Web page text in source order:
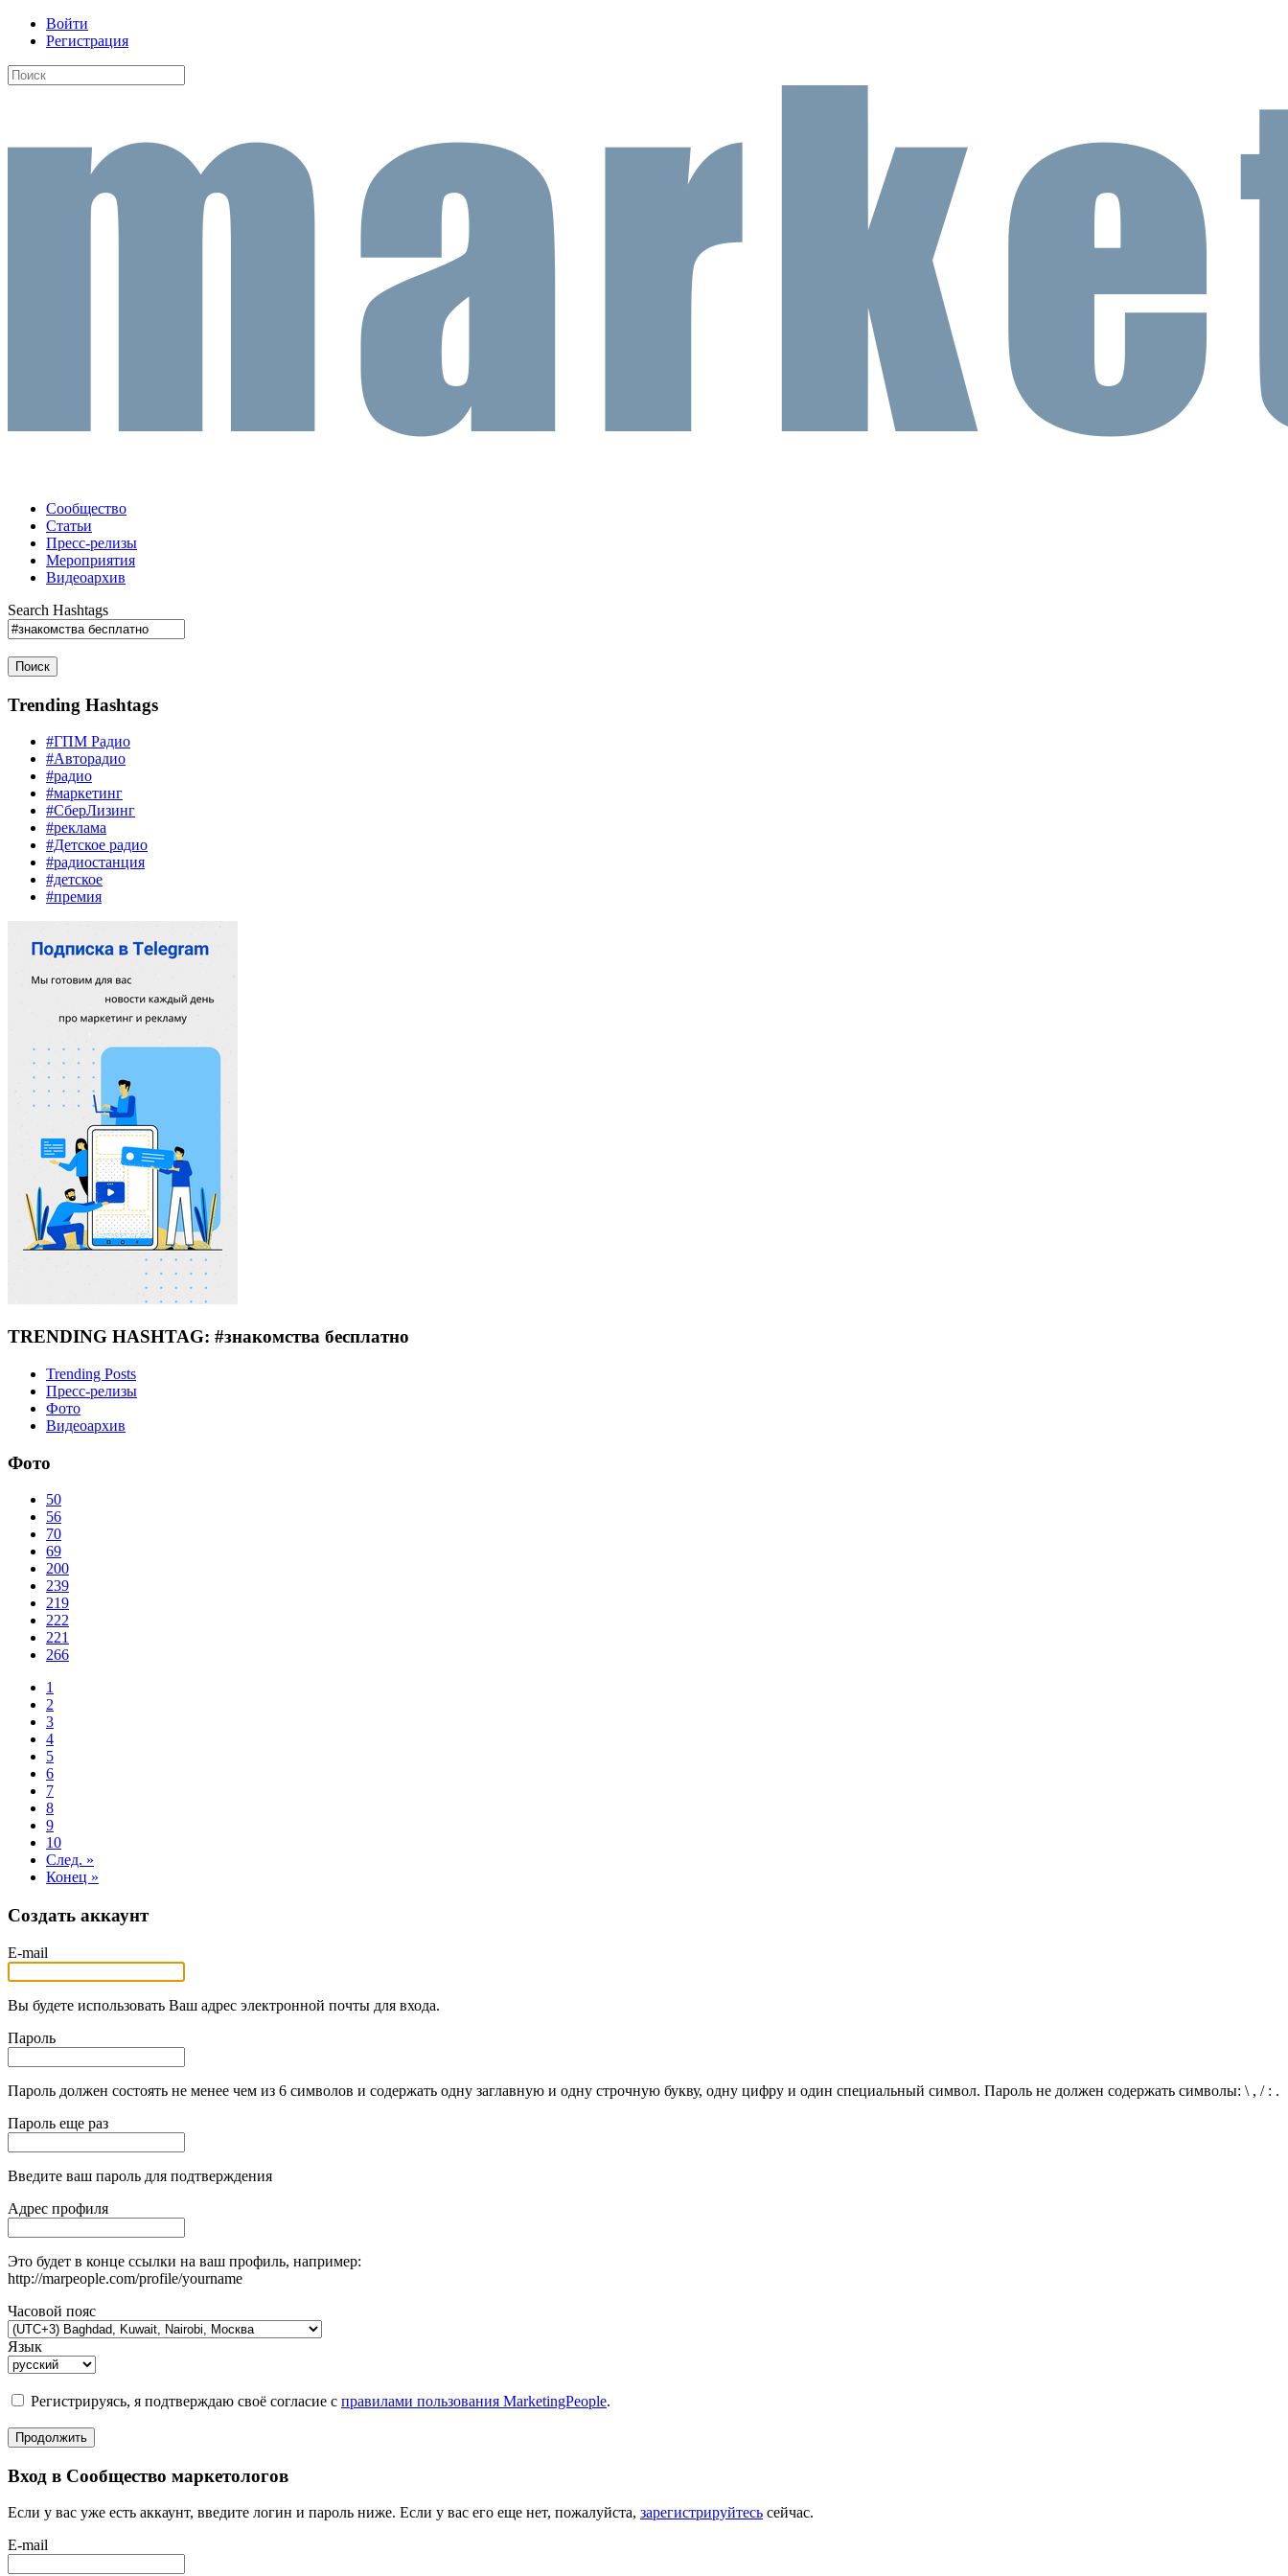
Войти
Регистрация
Сообщество
Статьи
Пресс-релизы
Мероприятия
Видеоархив
Search Hashtags
Поиск
Trending Hashtags
#ГПМ Радио
#Авторадио
#радио
#маркетинг
#СберЛизинг
#реклама
#Детское радио
#радиостанция
#детское
#премия
TRENDING HASHTAG: #знакомства бесплатно
Trending Posts
Пресс-релизы
Фото
Видеоархив
Фото
50
56
70
69
200
239
219
222
221
266
1
2
3
4
5
6
7
8
9
10
След. »
Конец »
Создать аккаунт
E-mail
Вы будете использовать Ваш адрес электронной почты для входа.
Пароль
Пароль должен состоять не менее чем из 6 символов и содержать одну заглавную и одну строчную букву, одну цифру и один специальный символ. Пароль не должен содержать символы: \ , / : .
Пароль еще раз
Введите ваш пароль для подтверждения
Адрес профиля
Это будет в конце ссылки на ваш профиль, например:
http://marpeople.com/profile/yourname
Часовой пояс
Язык
Регистрируясь, я подтверждаю своё согласие с правилами пользования MarketingPeople.
Продолжить
Вход в Сообщество маркетологов
Если у вас уже есть аккаунт, введите логин и пароль ниже. Если у вас его еще нет, пожалуйста, зарегистрируйтесь сейчас.
E-mail